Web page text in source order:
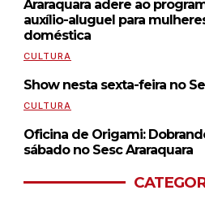
Araraquara adere ao
auxílio-aluguel para
doméstica
CULTURA
Show nesta sexta-feira no
CULTURA
Oficina de Origami:
sábado no Sesc Araraquara